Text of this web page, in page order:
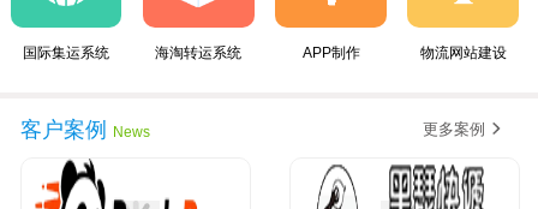
朗信集运系统与广州飞通物流签订《集运系统》合同！
黄金8月，朗信再次签约多家国际集运公司~
国际集运系统 海淘转运系统 APP制作 物流网站建设
客户案例 News 更多案例